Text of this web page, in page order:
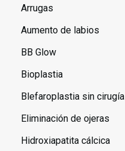
Arrugas
Aumento de labios
BB Glow
Bioplastia
Blefaroplastia sin cirugía
Eliminación de ojeras
Hidroxiapatita cálcica